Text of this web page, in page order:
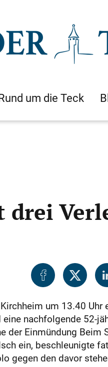
um die Teck
um 13.40
nachfolgende 52-
der Einmündung Beim
ein, beschleunigte
gegen den davor